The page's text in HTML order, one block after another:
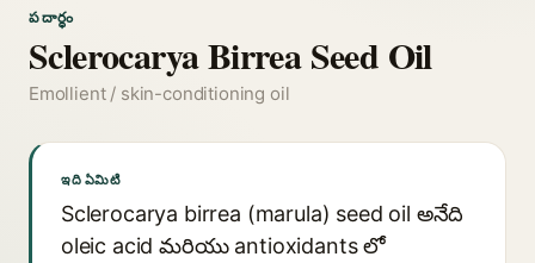
పదార్థం
Sclerocarya Birrea Seed Oil
Emollient / skin-conditioning oil
ఇది ఏమిటి
Sclerocarya birrea (marula) seed oil అనేది
oleic acid మరియు antioxidants లో